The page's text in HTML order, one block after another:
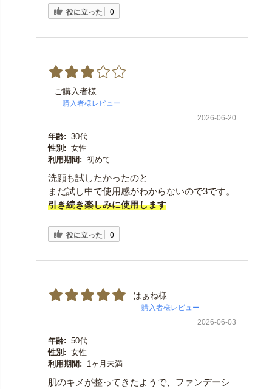
役に立った 0
ご購入者様
2026-06-20
年齢: 30代
性別: 女性
利用期間: 初めて
洗顔も試したかったのと
まだ試し中で使用感がわからないので3です。
引き続き楽しみに使用します
役に立った 0
はぁね様
2026-06-03
年齢: 50代
性別: 女性
利用期間:
1ヶ月未満
肌のキメが整ってきたようで、ファンデーシ